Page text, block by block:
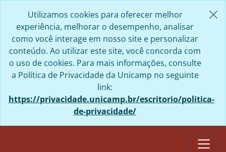
Utilizamos cookies para oferecer melhor
experiência, melhorar o desempenho, analisar
como você interage em nosso site e personalizar
conteúdo. Ao utilizar este site, você concorda com
o uso de cookies. Para mais informações, consulte
a Política de Privacidade da Unicamp no seguinte
link:
https://privacidade.unicamp.br/escritorio/politica-
de-privacidade/